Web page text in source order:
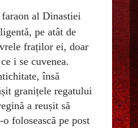
al Dinastiei
pe atât de
fraților ei, doar
i se cuvenea.
însă
granițele regatului
a reușit să
folosească pe post